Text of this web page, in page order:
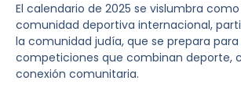
El calendario de 2025 se vislumbra
comunidad deportiva internacional,
la comunidad judía, que se prepara
competiciones que combinan deporte,
conexión comunitaria.